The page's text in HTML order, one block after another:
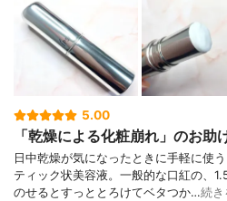
5.00
「乾燥による化粧崩れ」のお助
日中乾燥が気になったときに手軽に使
ティック状美容液。一般的な口紅の、
のせるとすっととろけてベタつか…続き